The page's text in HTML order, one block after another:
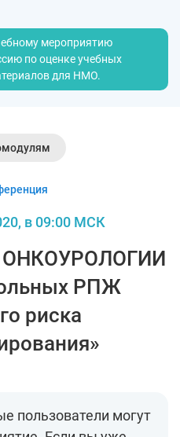
мероприятию
по оценке учебных
для НМО.
в 09:00 МСК
РПЖ
риска
пользователи могут